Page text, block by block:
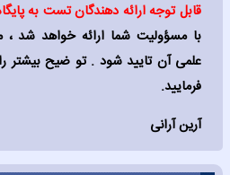
قابل توجه ارائه دهندگان تست به
با مسؤولیت شما ارائه خواهد شد ،
علمی آن تایید شود . تو ضیح بیشتر
فرمایید.
آرین آرانی